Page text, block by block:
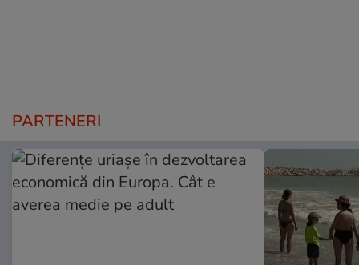
PARTENERI